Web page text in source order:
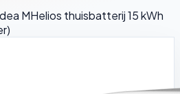
MHelios thuisbatterij 15 kWh